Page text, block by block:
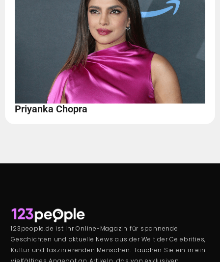
Priyanka Chopra
123people.de ist Ihr Online-Magazin für spannende
Geschichten und aktuelle News aus der Welt der Celebrities,
Kultur und faszinierenden Menschen. Tauchen Sie ein in ein